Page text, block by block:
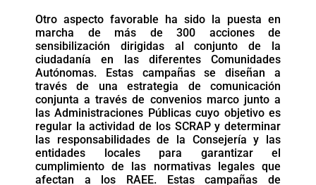
Otro aspecto favorable ha sido la puesta en
marcha de más de 300 acciones de
sensibilización dirigidas al conjunto de la
ciudadanía en las diferentes Comunidades
Autónomas. Estas campañas se diseñan a
través de una estrategia de comunicación
conjunta a través de convenios marco junto a
las Administraciones Públicas cuyo objetivo es
regular la actividad de los SCRAP y determinar
las responsabilidades de la Consejería y las
entidades locales para garantizar el
cumplimiento de las normativas legales que
afectan a los RAEE. Estas campañas de